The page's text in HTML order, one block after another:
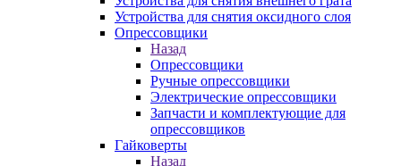
Устройства для снятия оксидного слоя
Опрессовщики
Назад
Опрессовщики
Ручные опрессовщики
Электрические опрессовщики
Запчасти и комплектующие для
опрессовщиков
Гайковерты
Назад